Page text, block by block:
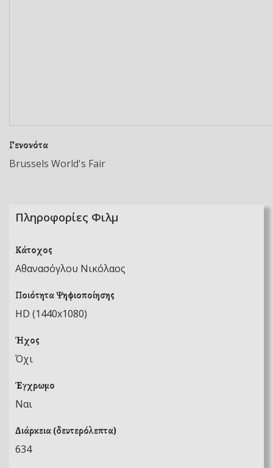
Γενονότα
Brussels World's Fair
Πληροφορίες Φιλμ
Κάτοχος
Αθανασόγλου Νικόλαος
Ποιότητα Ψηφιοποίησης
HD (1440x1080)
Ήχος
Όχι
Έγχρωμο
Ναι
Διάρκεια (δευτερόλεπτα)
634